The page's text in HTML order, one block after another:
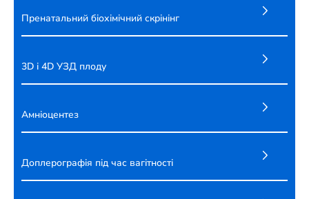
Пренатальний біохімічний скрінінг
3D і 4D УЗД плоду
Амніоцентез
Доплерографія під час вагітності